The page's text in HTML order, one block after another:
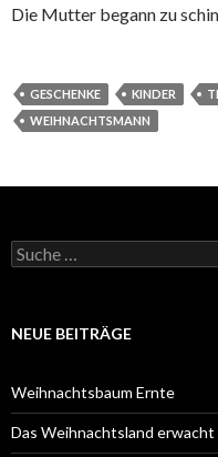
Die Mutter begann zu
GESCHENKE KINDER
WEIHNACHTSMANN
S
u
e
c
h
:
NEUE BEITRÄGE
Weihnachtsbaum Ernte
Das Weihnachtsland erwacht